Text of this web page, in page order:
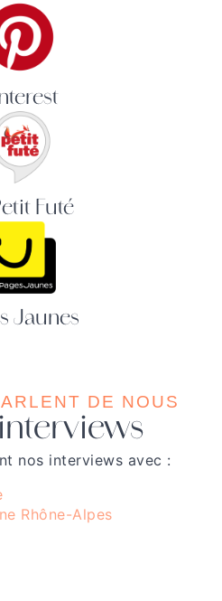
Futé
Jaunes
DE NOUS
nos interviews avec :
Rhône-Alpes